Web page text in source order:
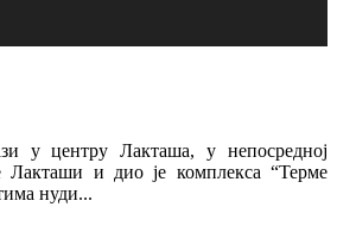
у центру Лакташа, у непосредној
Лакташи и дио је комплекса “Терме
нуди...